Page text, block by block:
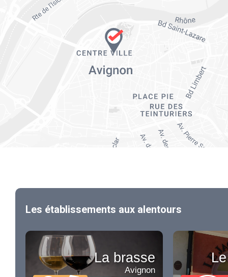
Les établissements aux alentours
La brasse
Avignon